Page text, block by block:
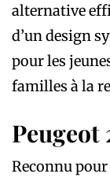
alternative
d’un design
pour les
familles à la
Peugeot
Reconnu